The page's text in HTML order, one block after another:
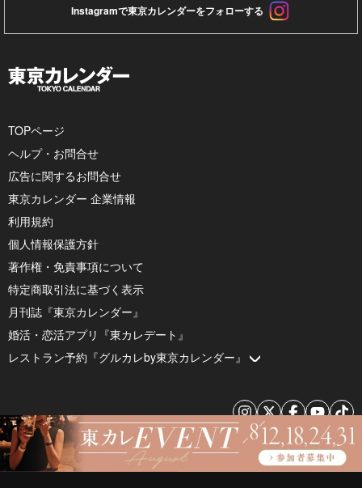
Instagramで東京カレンダーをフォローする
TOPページ
ヘルプ・お問合せ
広告に関するお問合せ
東京カレンダー 企業情報
利用規約
個人情報保護方針
著作権・免責事項について
特定商取引法に基づく表示
月刊誌『東京カレンダー』
婚活・恋活アプリ『東カレデート』
レストラン予約『グルカレby東京カレンダー』
© 2026 by Tokyo Calendar, Inc.